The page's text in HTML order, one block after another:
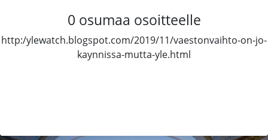
0 osumaa osoitteelle
http:/ylewatch.blogspot.com/2019/11/vaestonvaihto-on-jo-
kaynnissa-mutta-yle.html